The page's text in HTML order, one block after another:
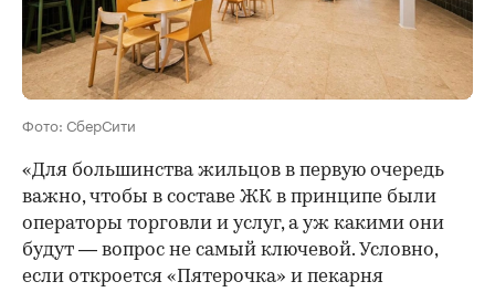
Фото: СберСити
«Для большинства жильцов в первую очередь
важно, чтобы в составе ЖК в принципе были
операторы торговли и услуг, а уж какими они
будут — вопрос не самый ключевой. Условно,
если откроется «Пятерочка» и пекарня